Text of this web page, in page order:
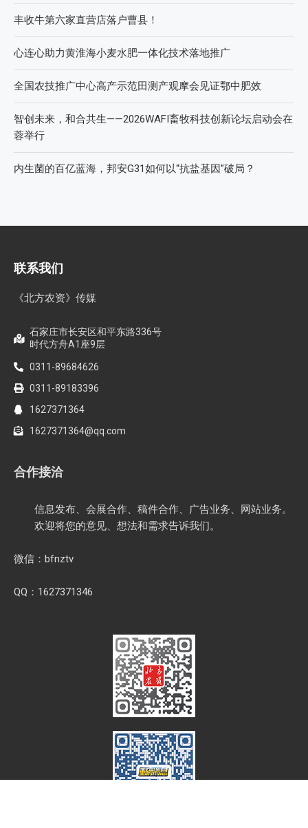
丰收牛第六家直营店落户曹县！
心连心助力黄淮海小麦水肥一体化技术落地推广
全国农技推广中心高产示范田测产观摩会见证鄂中肥效
智创未来，和合共生——2026WAFI畜牧科技创新论坛启动会在
蓉举行
内生菌的百亿蓝海，邦安G31如何以“抗盐基因”破局？
联系我们
《北方农资》传媒
石家庄市长安区和平东路336号
时代方舟A1座9层
0311-89684626
0311-89183396
1627371364
1627371364@qq.com
合作接洽
信息发布、会展合作、稿件合作、广告业务、网站业务。
欢迎将您的意见、想法和需求告诉我们。
微信：bfnztv
QQ：1627371346